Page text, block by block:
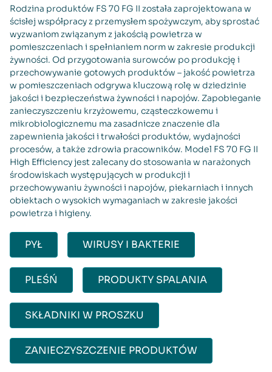
Rodzina produktów FS 70 FG II została zaprojektowana w
ścisłej współpracy z przemysłem spożywczym, aby sprostać
wyzwaniom związanym z jakością powietrza w
pomieszczeniach i spełnianiem norm w zakresie produkcji
żywności. Od przygotowania surowców po produkcję i
przechowywanie gotowych produktów – jakość powietrza
w pomieszczeniach odgrywa kluczową rolę w dziedzinie
jakości i bezpieczeństwa żywności i napojów. Zapobieganie
zanieczyszczeniu krzyżowemu, cząsteczkowemu i
mikrobiologicznemu ma zasadnicze znaczenie dla
zapewnienia jakości i trwałości produktów, wydajności
procesów, a także zdrowia pracowników. Model FS 70 FG II
High Efficiency jest zalecany do stosowania w narażonych
środowiskach występujących w produkcji i
przechowywaniu żywności i napojów, piekarniach i innych
obiektach o wysokich wymaganiach w zakresie jakości
powietrza i higieny.
PYŁ WIRUSY I BAKTERIE
PLEŚŃ PRODUKTY SPALANIA
SKŁADNIKI W PROSZKU
ZANIECZYSZCZENIE PRODUKTÓW